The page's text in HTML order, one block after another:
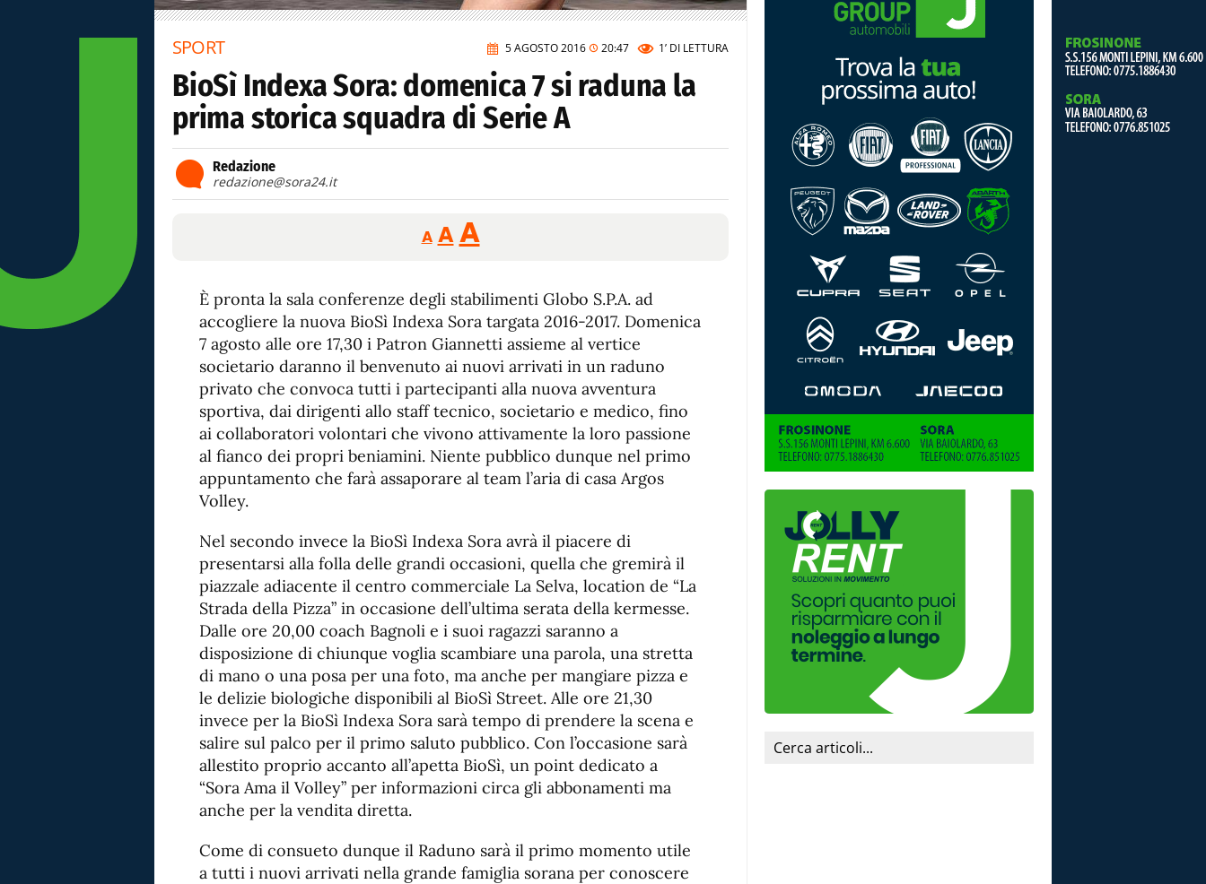
5 AGOSTO 2016 20:47 1’ DI LETTURA
SPORT
BioSì Indexa Sora: domenica 7 si raduna la
prima storica squadra di Serie A
Redazione
redazione@sora24.it
A
Reducir
tamaño
A Restablecer
tamaño
de
fuente
AAumentar
de
fuente.
È pronta la sala conferenze degli stabilimenti Globo S.P.A. ad
accogliere la nuova BioSì Indexa Sora targata 2016-2017. Domenica
7 agosto alle ore 17,30 i Patron Giannetti assieme al vertice
societario daranno il benvenuto ai nuovi arrivati in un raduno
privato che convoca tutti i partecipanti alla nuova avventura
sportiva, dai dirigenti allo staff tecnico, societario e medico, fino
ai collaboratori volontari che vivono attivamente la loro passione
al fianco dei propri beniamini. Niente pubblico dunque nel primo
appuntamento che farà assaporare al team l’aria di casa Argos
Volley.
Nel secondo invece la BioSì Indexa Sora avrà il piacere di
presentarsi alla folla delle grandi occasioni, quella che gremirà il
piazzale adiacente il centro commerciale La Selva, location de “La
Strada della Pizza” in occasione dell’ultima serata della kermesse.
Dalle ore 20,00 coach Bagnoli e i suoi ragazzi saranno a
disposizione di chiunque voglia scambiare una parola, una stretta
di mano o una posa per una foto, ma anche per mangiare pizza e
le delizie biologiche disponibili al BioSì Street. Alle ore 21,30
invece per la BioSì Indexa Sora sarà tempo di prendere la scena e
salire sul palco per il primo saluto pubblico. Con l’occasione sarà
allestito proprio accanto all’apetta BioSì, un point dedicato a
“Sora Ama il Volley” per informazioni circa gli abbonamenti ma
anche per la vendita diretta.
Come di consueto dunque il Raduno sarà il primo momento utile
a tutti i nuovi arrivati nella grande famiglia sorana per conoscere